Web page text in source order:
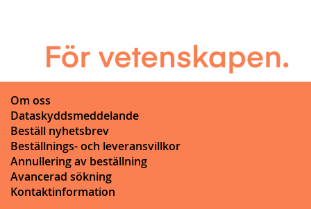
Om oss
Dataskyddsmeddelande
Beställ nyhetsbrev
Beställnings- och leveransvillkor
Annullering av beställning
Avancerad sökning
Kontaktinformation